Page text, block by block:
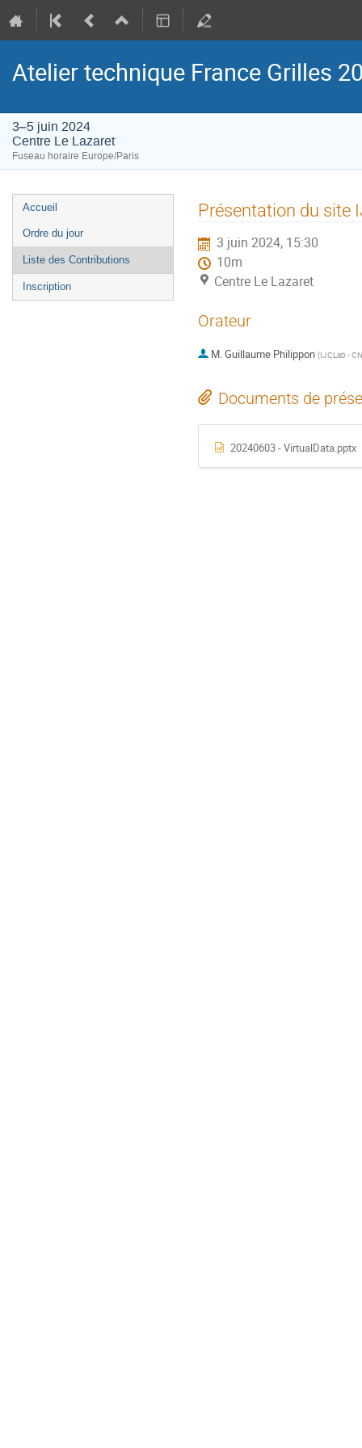
Atelier technique France Grilles
3–5 juin 2024
Centre Le Lazaret
Fuseau horaire Europe/Paris
Menu
de
l'événement
Accueil
Ordre du jour
Liste des Contributions
Inscription
Présentation du site
3 juin 2024, 15:30
10m
Centre Le Lazaret
Orateur
M.Guillaume Philippon (IJCLab -
Documents de
20240603 - VirtualData.pptx